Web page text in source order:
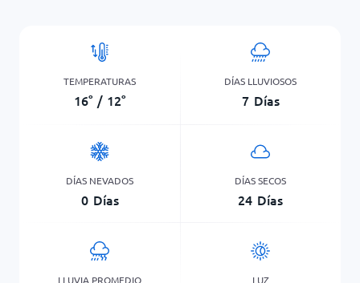
TEMPERATURAS
16° / 12°
DÍAS LLUVIOSOS
7 Días
DÍAS NEVADOS
0 Días
DÍAS SECOS
24 Días
LLUVIA PROMEDIO LUZ